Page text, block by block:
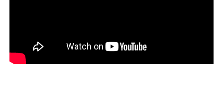
Gabinete de Segurança Institucional